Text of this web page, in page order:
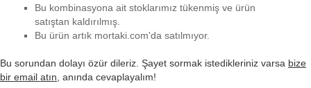
Bu kombinasyona ait stoklarımız tükenmiş ve ürün
satıştan kaldırılmış.
Bu ürün artık mortaki.com'da satılmıyor.
Bu sorundan dolayı özür dileriz. Şayet sormak istedikleriniz varsa bize
bir email atın , anında cevaplayalım!